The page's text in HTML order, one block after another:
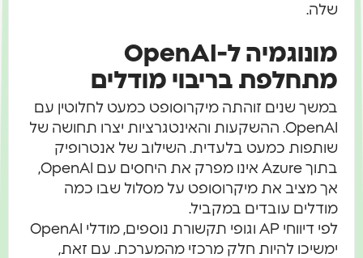
שלה.
מונוגמיה ל-OpenAI
מתחלפת בריבוי מודלים
במשך שנים זוהתה מיקרוסופט כמעט לחלוטין עם
OpenAI. ההשקעות והאינטגרציות יצרו תחושה של
שותפות כמעט בלעדית. השילוב של אנטרופיק
בתוך Azure אינו מפרק את היחסים עם OpenAI,
אך מציב את מיקרוסופט על מסלול שבו כמה
מודלים עובדים במקביל.
לפי דיווחי AP וגופי תקשורת נוספים, מודלי OpenAI
ימשיכו להיות חלק מרכזי מהמערכת. עם זאת,